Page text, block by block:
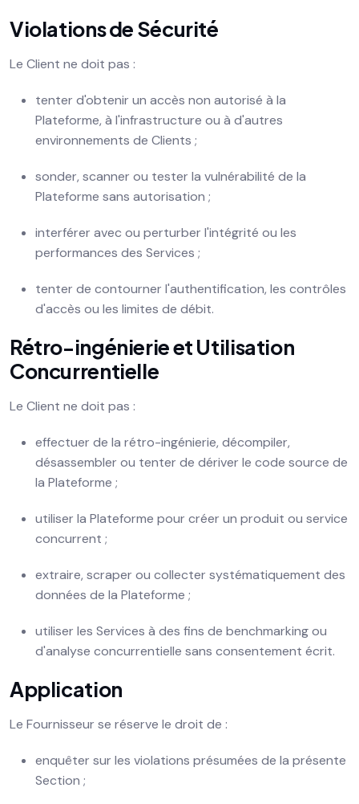
Violations de Sécurité
Le Client ne doit pas :
tenter d'obtenir un accès non autorisé à la
Plateforme, à l'infrastructure ou à d'autres
environnements de Clients ;
sonder, scanner ou tester la vulnérabilité de la
Plateforme sans autorisation ;
interférer avec ou perturber l'intégrité ou les
performances des Services ;
tenter de contourner l'authentification, les contrôles
d'accès ou les limites de débit.
Rétro-ingénierie et Utilisation
Concurrentielle
Le Client ne doit pas :
effectuer de la rétro-ingénierie, décompiler,
désassembler ou tenter de dériver le code source de
la Plateforme ;
utiliser la Plateforme pour créer un produit ou service
concurrent ;
extraire, scraper ou collecter systématiquement des
données de la Plateforme ;
utiliser les Services à des fins de benchmarking ou
d'analyse concurrentielle sans consentement écrit.
Application
Le Fournisseur se réserve le droit de :
enquêter sur les violations présumées de la présente
Section ;